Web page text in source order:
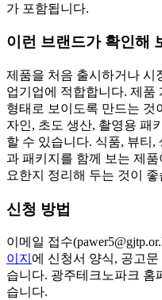
가 포함됩니다.
이런 브랜드가 확인해
제품을 처음 출시하거나 시
업기업에 적합합니다. 제품
형태로 보이도록 만드는 것
자인, 초도 생산, 촬영용 패
할 수 있습니다. 식품, 뷰티
과 패키지를 함께 보는 제
요한지 정리해 두는 것이 좋
신청 방법
이메일 접수(
이지 에 신청서 양식, 공고
습니다. 광주테크노파크 홈
습니다.